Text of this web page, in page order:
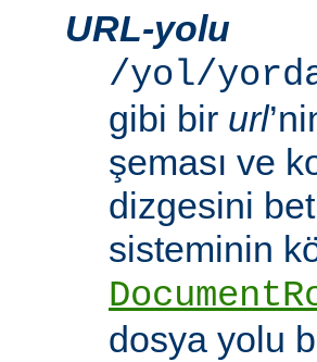
URL-yolu
/yol/
gibi bir url
şeması ve
dizgesini
sisteminin
dosya yolu